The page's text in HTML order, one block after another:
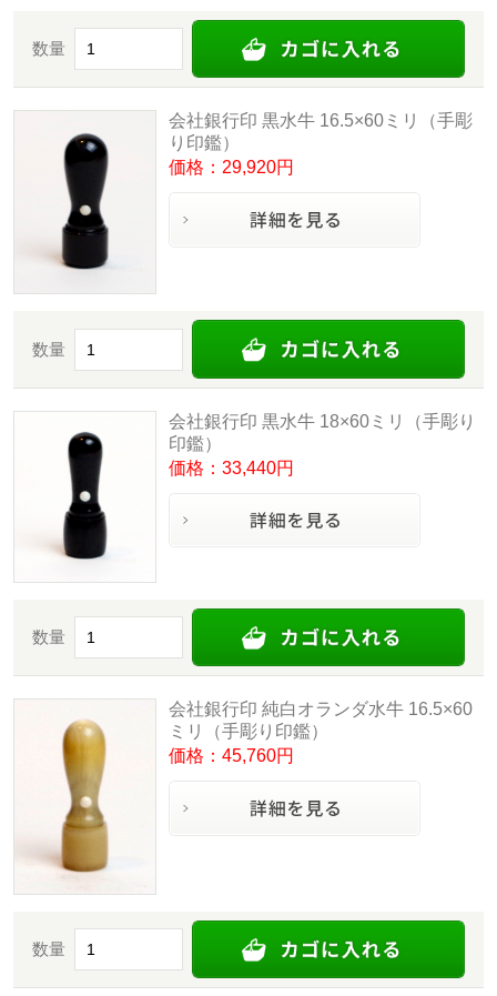
数量
会社銀行印 黒水牛 16.5×60ミリ（手彫
り印鑑）
価格：29,920円
数量
会社銀行印 黒水牛 18×60ミリ（手彫り
印鑑）
価格：33,440円
数量
会社銀行印 純白オランダ水牛 16.5×60
ミリ（手彫り印鑑）
価格：45,760円
数量